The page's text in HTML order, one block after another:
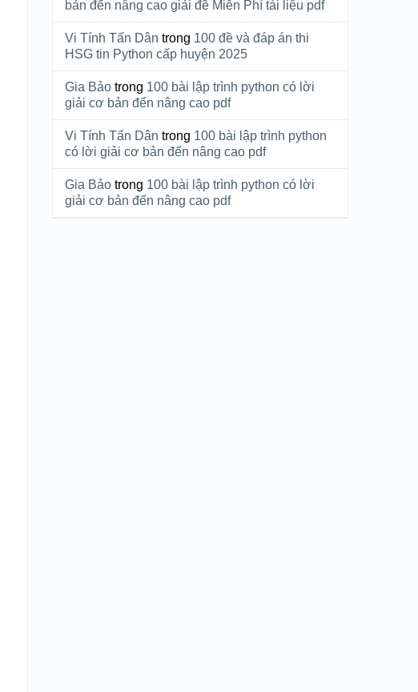
bản đến nâng cao giải đề Miễn Phí tài liệu pdf
Vi Tính Tấn Dân trong 100 đề và đáp án thi
HSG tin Python cấp huyện 2025
Gia Bảo trong 100 bài lập trình python có lời
giải cơ bản đến nâng cao pdf
Vi Tính Tấn Dân trong 100 bài lập trình python
có lời giải cơ bản đến nâng cao pdf
Gia Bảo trong 100 bài lập trình python có lời
giải cơ bản đến nâng cao pdf